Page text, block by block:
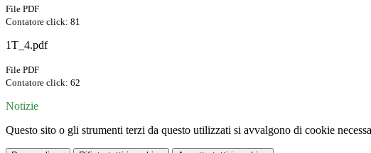
File PDF
Contatore click: 81
1T_4.pdf
File PDF
Contatore click: 62
Notizie
Questo sito o gli strumenti terzi da questo utilizzati si avvalgono di cookie